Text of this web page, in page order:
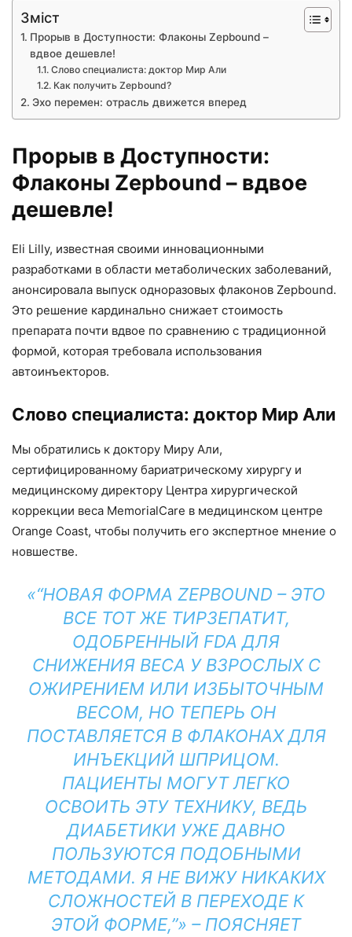
Зміст
Прорыв в Доступности: Флаконы Zepbound –
вдвое дешевле!
Слово специалиста: доктор Мир Али
Как получить Zepbound?
Эхо перемен: отрасль движется вперед
Прорыв в Доступности:
Флаконы Zepbound – вдвое
дешевле!
Eli Lilly, известная своими инновационными
разработками в области метаболических заболеваний,
анонсировала выпуск одноразовых флаконов Zepbound.
Это решение кардинально снижает стоимость
препарата почти вдвое по сравнению с традиционной
формой, которая требовала использования
автоинъекторов.
Слово специалиста: доктор Мир Али
Мы обратились к доктору Миру Али,
сертифицированному бариатрическому хирургу и
медицинскому директору Центра хирургической
коррекции веса MemorialCare в медицинском центре
Orange Coast, чтобы получить его экспертное мнение о
новшестве.
“НОВАЯ ФОРМА ZEPBOUND – ЭТО
ВСЕ ТОТ ЖЕ ТИРЗЕПАТИТ,
ОДОБРЕННЫЙ FDA ДЛЯ
СНИЖЕНИЯ ВЕСА У ВЗРОСЛЫХ С
ОЖИРЕНИЕМ ИЛИ ИЗБЫТОЧНЫМ
ВЕСОМ, НО ТЕПЕРЬ ОН
ПОСТАВЛЯЕТСЯ В ФЛАКОНАХ ДЛЯ
ИНЪЕКЦИЙ ШПРИЦОМ.
ПАЦИЕНТЫ МОГУТ ЛЕГКО
ОСВОИТЬ ЭТУ ТЕХНИКУ, ВЕДЬ
ДИАБЕТИКИ УЖЕ ДАВНО
ПОЛЬЗУЮТСЯ ПОДОБНЫМИ
МЕТОДАМИ. Я НЕ ВИЖУ НИКАКИХ
СЛОЖНОСТЕЙ В ПЕРЕХОДЕ К
ЭТОЙ ФОРМЕ,”
– ПОЯСНЯЕТ